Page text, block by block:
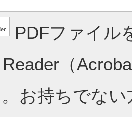
PDFファイル
Reader（
お持ちでな